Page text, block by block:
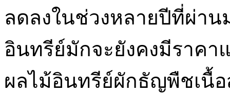
ลดลงในช่วงหลายปีที่ผ่าน
อินทรีย์มักจะยังคงมีราคา
ผลไม้อินทรีย์ผักธัญพืชเนื้